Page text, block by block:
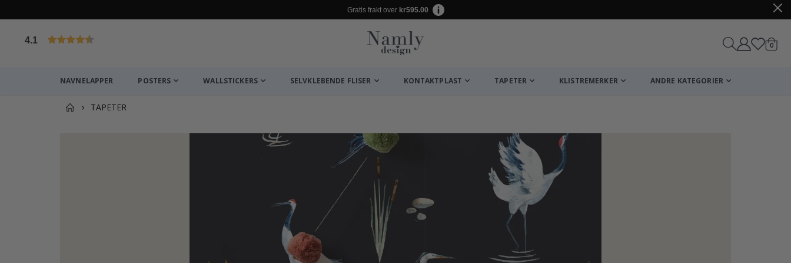
Gratis frakt over kr595.00
4.1 0varer
NAVNELAPPER POSTERS WALLSTICKERS SELVKLEBENDE FLISER KONTAKTPLAST TAPETER KLISTREMERKER ANDRE KATEGORIER
TAPETER
Andre kjøpte produkter